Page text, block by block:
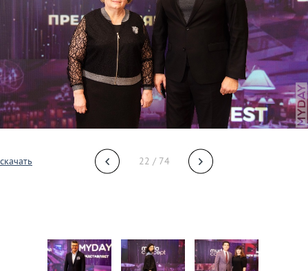
скачать 22 / 74